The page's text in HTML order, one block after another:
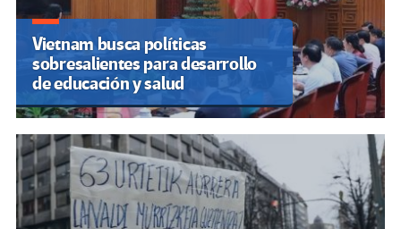
Vietnam busca políticas
sobresalientes para desarrollo
de educación y salud